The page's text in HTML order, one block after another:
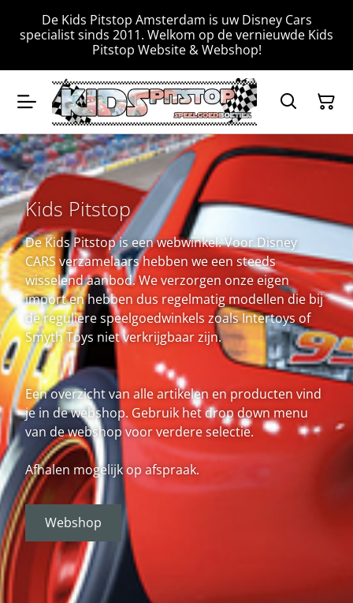
De Kids Pitstop Amsterdam is uw Disney Cars
specialist sinds 2011. Welkom op de vernieuwde Kids
Pitstop Website & Webshop!
Kids Pitstop
De Kids Pitstop is een webwinkel. Voor Disney
CARS verzamelaars hebben we een steeds
wisselend aanbod. We verzorgen onze eigen
import en hebben dus regelmatig modellen die bij
de reguliere speelgoedwinkels zoals Intertoys of
Smyth Toys niet verkrijgbaar zijn.
Een overzicht van alle artikelen en producten vind
je in de webshop. Gebruik het drop down menu
van de webshop voor verdere selectie.
Afhalen mogelijk op afspraak.
Webshop